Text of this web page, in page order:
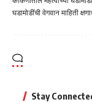
घडामोडींची वेगवान माहिती
Stay